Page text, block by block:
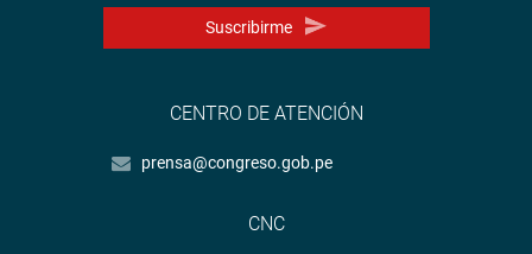
Suscribirme
CENTRO DE ATENCIÓN
prensa@congreso.gob.pe
CNC